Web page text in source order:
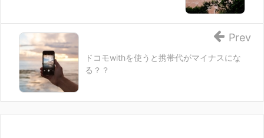
ドコモwithを使うと携帯代がマイナスにな
る？？
Prev